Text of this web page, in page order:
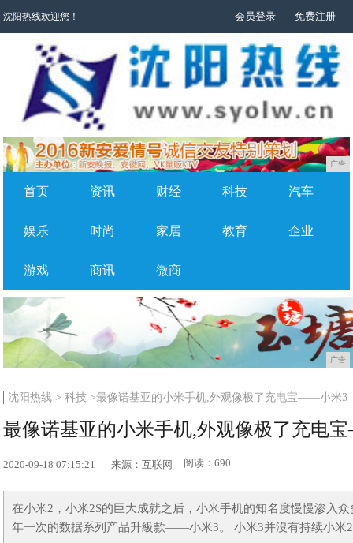
沈阳热线欢迎您！ 会员登录 免费注册
广告
首页 资讯 财经 科技 汽车
娱乐 时尚 家居 教育 企业
游戏 商讯 微商
广告
沈阳热线 >科技 >最像诺基亚的小米手机,外观像极了充电宝——小米3
最像诺基亚的小米手机,外观像极了充电
2020-09-18 07:15:21 来源：互联网 阅读：690
在小米2，小米2S的巨大成就之后，小米手机的知名度慢慢渗入
年一次的数据系列产品升級款——小米3。 小米3并沒有持续小米